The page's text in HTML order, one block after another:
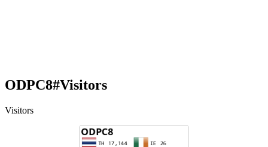
ODPC8#Visitors
Visitors